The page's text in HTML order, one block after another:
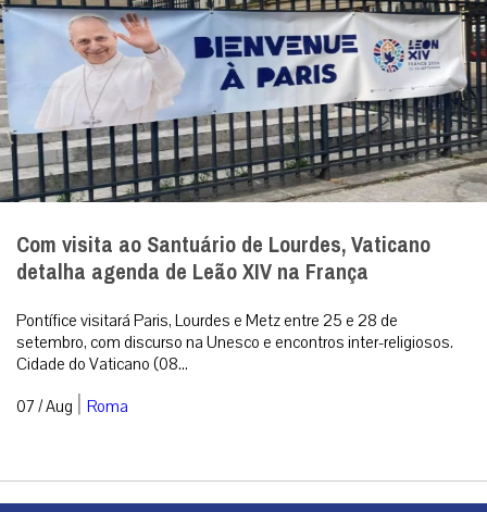
Com visita ao Santuário de Lourdes, Vaticano
detalha agenda de Leão XIV na França
Pontífice visitará Paris, Lourdes e Metz entre 25 e 28 de
setembro, com discurso na Unesco e encontros inter-religiosos.
Cidade do Vaticano (08...
07 / Aug | Roma